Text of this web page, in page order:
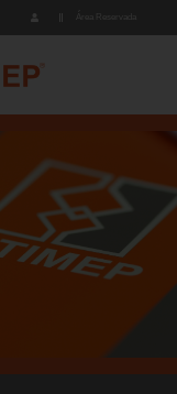
Área Reservada